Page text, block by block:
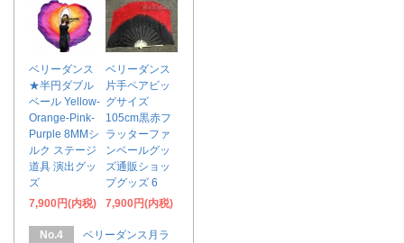
ベリーダンス
★半円ダブル
ベール Yellow-
Orange-Pink-
Purple 8MMシ
ルク ステージ
道具 演出グッ
ズ
7,900円(内税)
ベリーダンス
片手ペアビッ
グサイズ
105cm黒赤フ
ラッターファ
ンベールグッ
ズ通販ショッ
プグッズ 6
7,900円(内税)
No.4
ベリーダンス月ラ